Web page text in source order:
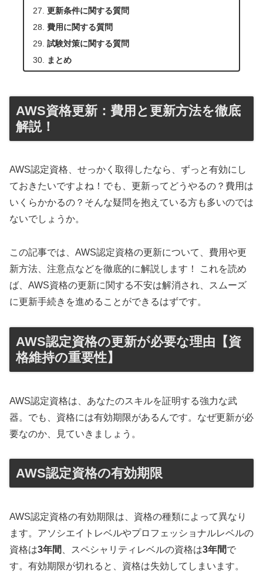
更新条件に関する質問
費用に関する質問
試験対策に関する質問
まとめ
AWS資格更新：費用と更新方法を徹底
解説！
AWS認定資格、せっかく取得したなら、ずっと有効にし
ておきたいですよね！でも、更新ってどうやるの？費用は
いくらかかるの？そんな疑問を抱えている方も多いのでは
ないでしょうか。
この記事では、AWS認定資格の更新について、費用や更
新方法、注意点などを徹底的に解説します！ これを読め
ば、AWS資格の更新に関する不安は解消され、スムーズ
に更新手続きを進めることができるはずです。
AWS認定資格の更新が必要な理由【資
格維持の重要性】
AWS認定資格は、あなたのスキルを証明する強力な武
器。でも、資格には有効期限があるんです。なぜ更新が必
要なのか、見ていきましょう。
AWS認定資格の有効期限
AWS認定資格の有効期限は、資格の種類によって異なり
ます。アソシエイトレベルやプロフェッショナルレベルの
資格は3年間 、スペシャリティレベルの資格は3年間で
す。有効期限が切れると、資格は失効してしまいます。